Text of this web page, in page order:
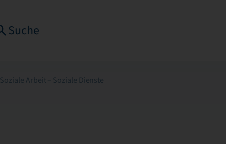
Suche
Soziale Arbeit – Soziale Dienste